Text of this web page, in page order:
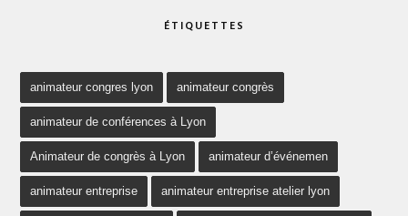
ÉTIQUETTES
animateur congres lyon animateur congrès
animateur de conférences à Lyon
Animateur de congrès à Lyon animateur d’événemen
animateur entreprise animateur entreprise atelier lyon